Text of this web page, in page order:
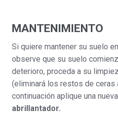
MANTENIMIENTO
Si quiere mantener su suelo
observe que su suelo
deterioro, proceda a su
(eliminará los restos de ceras
continuación aplique una
abrillantador.